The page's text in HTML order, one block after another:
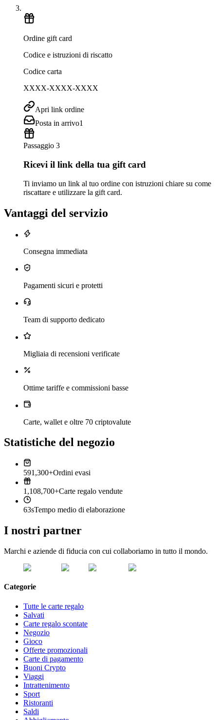
Ordine gift card
Codice e istruzioni di riscatto
Codice carta
XXXX-XXXX-XXXX
Apri link ordine
Posta in arrivo1
Passaggio 3
Ricevi il link della tua gift card
Ti inviamo un link al tuo ordine con istruzioni chiare su come
riscattare e utilizzare la gift card.
Vantaggi del servizio
Consegna immediata
Pagamenti sicuri e protetti
Team di supporto dedicato
Migliaia di recensioni verificate
Ottime tariffe e commissioni basse
Carte, wallet e oltre 70 criptovalute
Statistiche del negozio
591,300+Ordini evasi
1,108,700+Carte regalo vendute
63sTempo medio di elaborazione
I nostri partner
Marchi e aziende di fiducia con cui collaboriamo in tutto il mondo.
Categorie
Tutte le carte regalo
Salvati
Carte regalo scontate
Negozio
Gioco
Offerte promozionali
Carte di pagamento
Buoni Crypto
Viaggi
Intrattenimento
Sport
Ristoranti
Saldi